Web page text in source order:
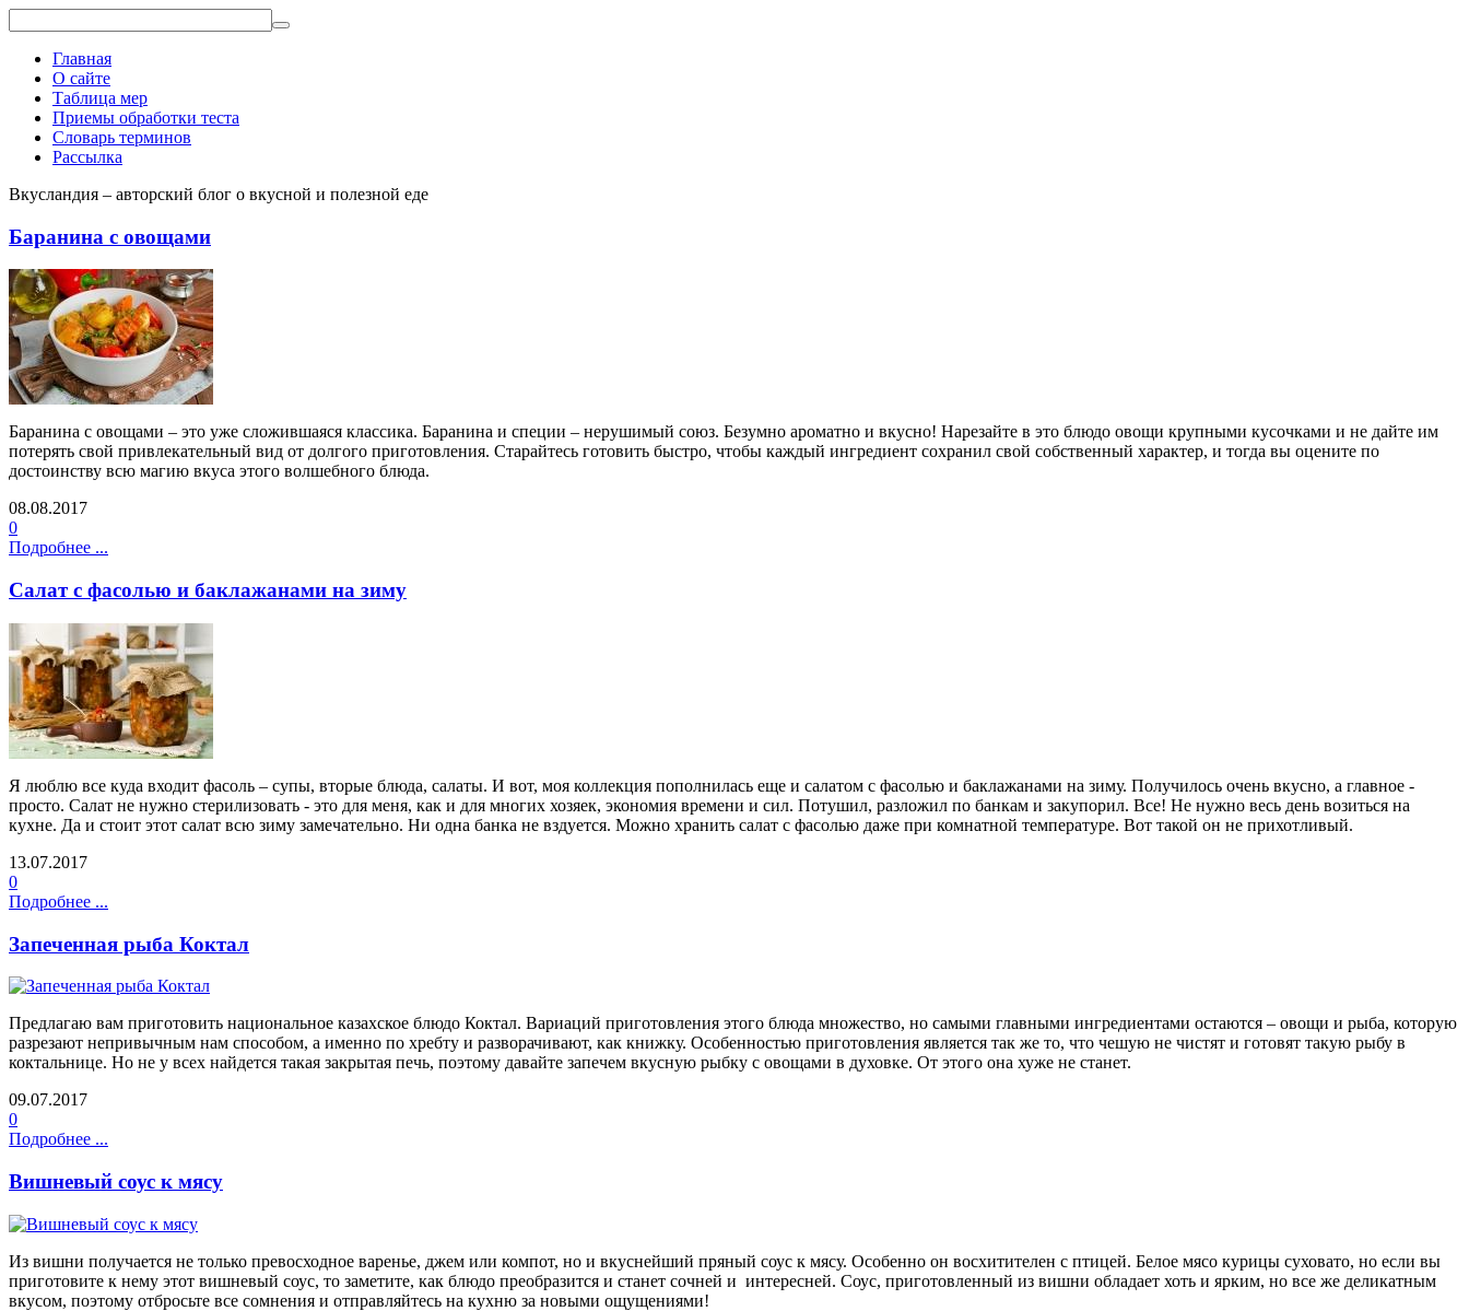
Главная
О сайте
Таблица мер
Приемы обработки теста
Словарь терминов
Рассылка
Вкусландия – авторский блог о вкусной и полезной еде
Баранина с овощами
Баранина с овощами – это уже сложившаяся классика. Баранина и специи – нерушимый союз. Безумно ароматно и вкусно! Нарезайте в это блюдо овощи крупными кусочками и не дайте им
потерять свой привлекательный вид от долгого приготовления. Старайтесь готовить быстро, чтобы каждый ингредиент сохранил свой собственный характер, и тогда вы оцените по
достоинству всю магию вкуса этого волшебного блюда.
08.08.2017
0
Подробнее ...
Салат с фасолью и баклажанами на зиму
Я люблю все куда входит фасоль – супы, вторые блюда, салаты. И вот, моя коллекция пополнилась еще и салатом с фасолью и баклажанами на зиму. Получилось очень вкусно, а главное -
просто. Салат не нужно стерилизовать - это для меня, как и для многих хозяек, экономия времени и сил. Потушил, разложил по банкам и закупорил. Все! Не нужно весь день возиться на
кухне. Да и стоит этот салат всю зиму замечательно. Ни одна банка не вздуется. Можно хранить салат с фасолью даже при комнатной температуре. Вот такой он не прихотливый.
13.07.2017
0
Подробнее ...
Запеченная рыба Коктал
Предлагаю вам приготовить национальное казахское блюдо Коктал. Вариаций приготовления этого блюда множество, но самыми главными ингредиентами остаются – овощи и рыба, которую
разрезают непривычным нам способом, а именно по хребту и разворачивают, как книжку. Особенностью приготовления является так же то, что чешую не чистят и готовят такую рыбу в
коктальнице. Но не у всех найдется такая закрытая печь, поэтому давайте запечем вкусную рыбку с овощами в духовке. От этого она хуже не станет.
09.07.2017
0
Подробнее ...
Вишневый соус к мясу
Из вишни получается не только превосходное варенье, джем или компот, но и вкуснейший пряный соус к мясу. Особенно он восхитителен с птицей. Белое мясо курицы суховато, но если вы
приготовите к нему этот вишневый соус, то заметите, как блюдо преобразится и станет сочней и интересней. Соус, приготовленный из вишни обладает хоть и ярким, но все же деликатным
вкусом, поэтому отбросьте все сомнения и отправляйтесь на кухню за новыми ощущениями!